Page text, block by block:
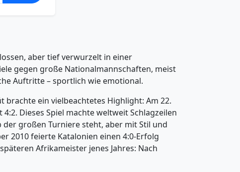
aber tief verwurzelt in einer
gegen große Nationalmannschaften, meist
Auftritte – sportlich wie emotional.
brachte ein vielbeachtetes Highlight: Am 22.
Dieses Spiel machte weltweit Schlagzeilen
großen Turniere steht, aber mit Stil und
2010 feierte Katalonien einen 4:0-Erfolg
Afrikameister jenes Jahres: Nach